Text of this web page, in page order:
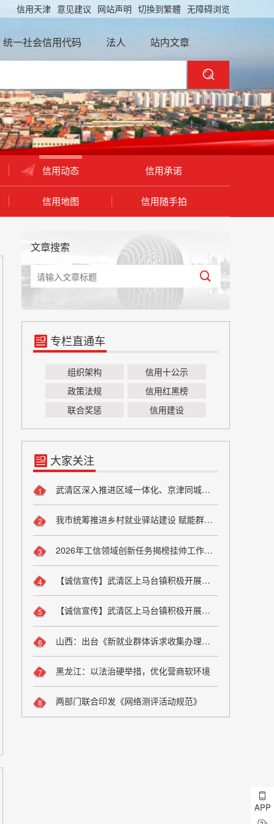
无障碍浏览
切換到繁體
网站声明
意见建议
信用天津
统一社会信用代码 法人 站内文章
信用动态 信用承诺
信用地图 信用随手拍
文章搜索
专栏直通车
组织架构
信用十公示
政策法规
信用红黑榜
联合奖惩
信用建设
大家关注
武清区深入推进区域一体化、京津同城化 助力高质量谱写京津“双城记”
1
我市统筹推进乡村就业驿站建设 赋能群众稳就业促增收
2
2026年工信领域创新任务揭榜挂帅工作启动
3
【诚信宣传】武清区上马台镇积极开展诚信宣传活动
4
【诚信宣传】武清区上马台镇积极开展诚信宣传活动
5
山西：出台《新就业群体诉求收集办理工作办法（试行）》
6
黑龙江：以法治硬举措，优化营商软环境
7
两部门联合印发《网络测评活动规范》
8
APP